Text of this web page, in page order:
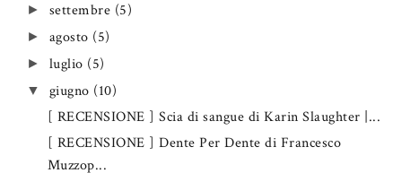
► settembre (5)
► agosto (5)
► luglio (5)
▼ giugno (10)
[ RECENSIONE ] Scia di sangue di Karin Slaughter |...
[ RECENSIONE ] Dente Per Dente di Francesco
Muzzop...